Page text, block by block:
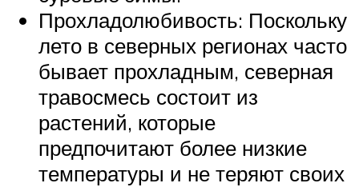
Прохладолюбивость: Поскольку
лето в северных регионах часто
бывает прохладным, северная
травосмесь состоит из
растений, которые
предпочитают более низкие
температуры и не теряют своих